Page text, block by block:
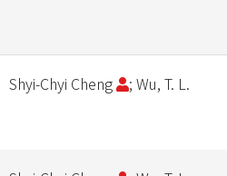
Shyi-Chyi Cheng ; Wu, T. L.